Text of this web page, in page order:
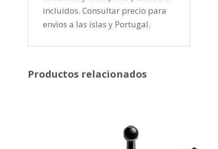
incluidos. Consultar precio para
envios a las islas y Portugal.
Productos relacionados